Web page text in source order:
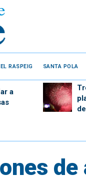
RASPEIG SANTA POLA
a
de